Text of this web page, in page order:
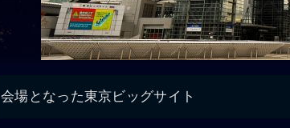
会場となった東京ビッグサイト